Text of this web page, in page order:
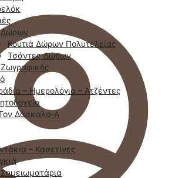
Δώρων
Κουτιά Δώρων Πολυτελείας
Τσάντες Δώρων
– Ημερολόγια – Ατζέντες
Δάσκαλο-Α
– Κασετίνες